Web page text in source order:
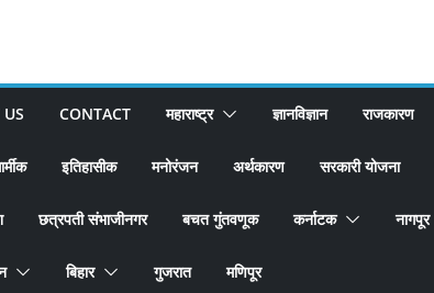
CONTACT महाराष्ट्र ज्ञानविज्ञान राजकारण
इतिहासीक मनोरंजन अर्थकारण सरकारी योजना
छत्रपती संभाजीनगर बचत गुंतवणूक कर्नाटक नागपूर
बिहार गुजरात मणिपूर